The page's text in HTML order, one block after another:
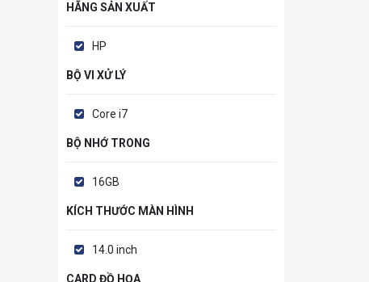
HÃNG SẢN XUẤT
HP
BỘ VI XỬ LÝ
Core i7
BỘ NHỚ TRONG
16GB
KÍCH THƯỚC MÀN HÌNH
14.0 inch
CARD ĐỒ HỌA